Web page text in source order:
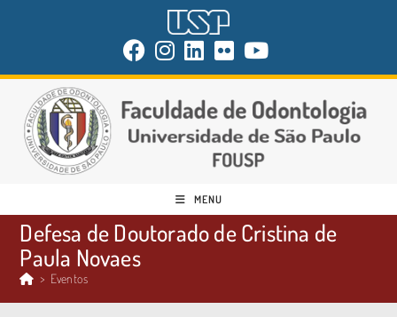
MENU
Defesa de Doutorado de Cristina de
Paula Novaes
> Eventos